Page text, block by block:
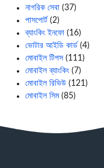
নাগরিক সেবা (37)
পাসপোর্ট (2)
ব্যাংকিং ইনফো (16)
ভোটার আইডি কার্ড (4)
মোবাইল টিপস (111)
মোবাইল ব্যাংকিং (7)
মোবাইল রিভিউ (121)
মোবাইল সিম(85)